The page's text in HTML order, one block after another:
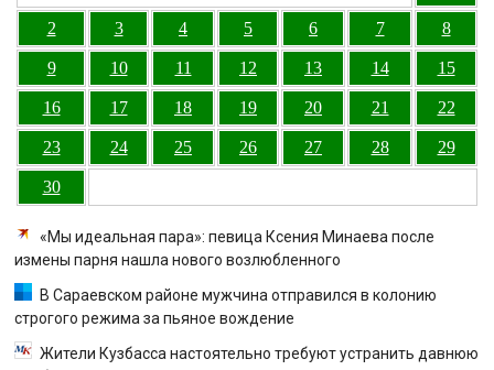
2 3 4 5 6 7 8
9 10 11 12 13 14 15
16 17 18 19 20 21 22
23 24 25 26 27 28 29
30
«Мы идеальная пара»: певица Ксения Минаева после
измены парня нашла нового возлюбленного
В Сараевском районе мужчина отправился в колонию
строгого режима за пьяное вождение
Жители Кузбасса настоятельно требуют устранить давнюю